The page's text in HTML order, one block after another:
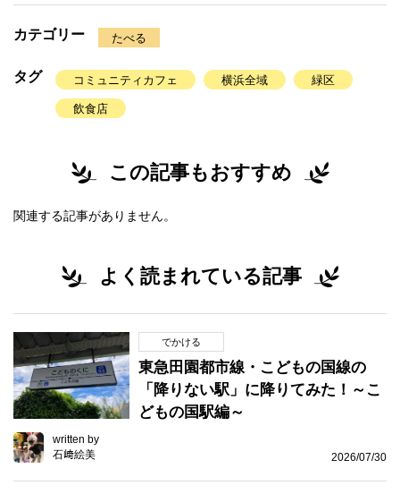
カテゴリー たべる
タグ コミュニティカフェ 横浜全域 緑区
飲食店
この記事もおすすめ
関連する記事がありません。
よく読まれている記事
でかける
東急田園都市線・こどもの国線の
「降りない駅」に降りてみた！～こ
どもの国駅編～
written by
石﨑絵美
2026/07/30